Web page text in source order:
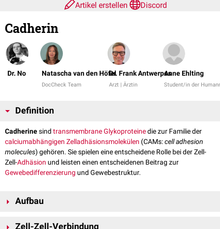
Artikel erstellen
Discord
Cadherin
Dr. No Natascha van den Höfel
DocCheck Team
Dr. Frank Antwerpes
Arzt | Ärztin
Anne Ehlting
Student/in der
Definition
Cadherinesind transmembraneGlykoproteinedie zur Familie der
calciumabhängigen Zelladhäsionsmolekülen (CAMs:cell adhesion
molecules) gehören. Sie spielen eine entscheidene Rolle bei der Zell-
Zell-Adhäsion und leisten einen entscheidenen Beitrag zur
Gewebedifferenzierung und Gewebestruktur.
Aufbau
sind Cadherine aus verschiedenen
Zell-Zell-Verbindung